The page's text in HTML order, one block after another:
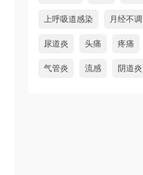
上呼吸道感染 月经不调
尿道炎 头痛 疼痛
气管炎 流感 阴道炎